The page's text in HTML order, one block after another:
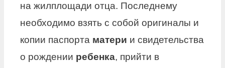
на жилплощади отца. Последнему
необходимо взять с собой оригиналы и
копии паспорта матери и свидетельства
о рождении ребенка, прийти в